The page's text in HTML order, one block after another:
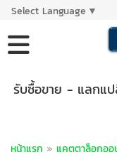
Select Language ▼
รับซื้อขาย - แลกแ
หน้าแรก » แคตตาล็อกออ